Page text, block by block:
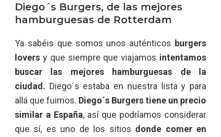
Diego´s Burgers, de las mejores
hamburguesas de Rotterdam
Ya sabéis que somos unos auténticos burgers
lovers y que siempre que viajamos intentamos
buscar las mejores hamburguesas de la
ciudad. Diego´s estaba en nuestra lista y para
allá que fuimos. Diego´s Burgers tiene un precio
similar a España, así que podríamos considerar
que sí, es uno de los sitios donde comer en